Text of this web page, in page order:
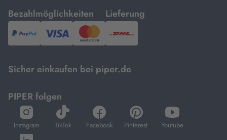
Bezahlmöglichkeiten
mit
PayPal,Visa
und
Lieferung
mit
DHL.
Sicher einkaufen bei piper.de
PIPER folgen
Instagram
öffnet
in
neuem
TikTok
öffnet
in
Facebook
öffnet
in
Pinterest
öffnet
in
Youtube
öffnet
in